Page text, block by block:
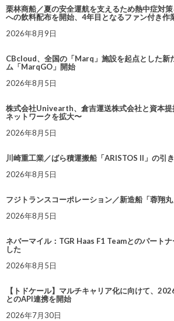
栗林商船／夏の安全運航を支えるため熱中症対
への飲料配布を開始、4年目となるファン付き作
2026年8月9日
CBcloud、全国の「Marq」施設を起点とした新
ム「MarqGO」開始
2026年8月5日
株式会社Univearth、倉吉運送株式会社と資本提
ネットワークを拡大〜
2026年8月5日
川崎重工業／ばら積運搬船「ARISTOS II」の引
2026年8月5日
フジトランスコーポレーション／新造船「蓉翔
2026年8月5日
ネバーマイル：TGR Haas F1 Teamとのパート
した
2026年8月5日
【トドケール】マルチキャリア化に向けて、
とのAPI連携を開始
2026年7月30日